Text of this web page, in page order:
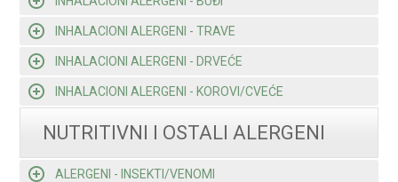
INHALACIONI ALERGENI - TRAVE
INHALACIONI ALERGENI - DRVEĆE
INHALACIONI ALERGENI - KOROVI/CVEĆE
NUTRITIVNI I OSTALI ALERGENI
ALERGENI - INSEKTI/VENOMI